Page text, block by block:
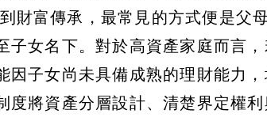
財富傳承，最常見的方式便是父
子女名下。對於高資產家庭而言
因子女尚未具備成熟的理財能力
度將資產分層設計、清楚界定權